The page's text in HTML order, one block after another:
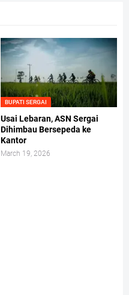
BUPATI SERGAI
Usai Lebaran, ASN Sergai
Dihimbau Bersepeda ke
Kantor
March 19, 2026